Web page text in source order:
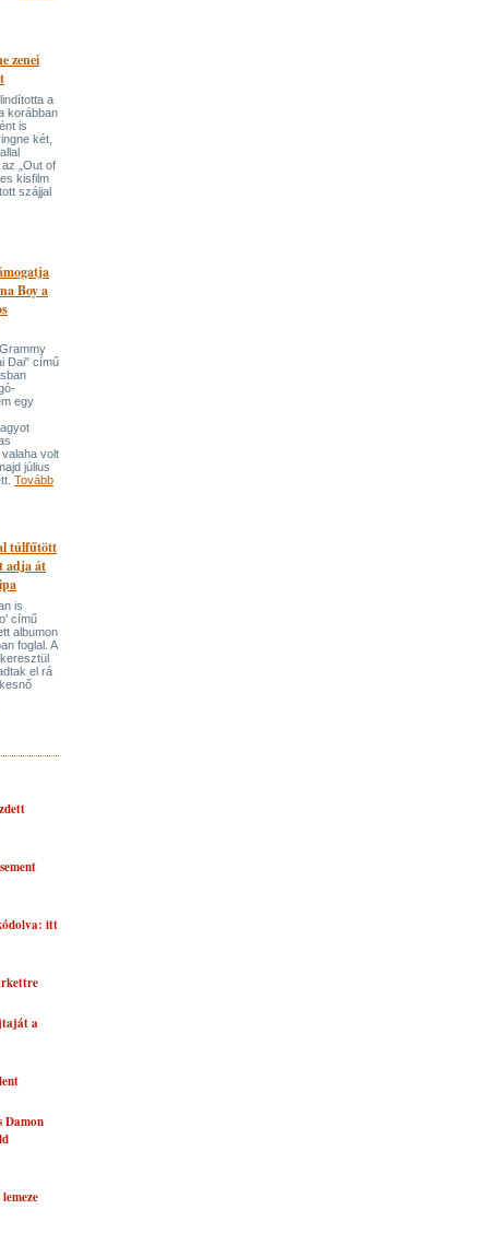
zenei
a
korábban
is
két,
„Out of
kisfilm
szájjal
Boy a
Dai" című
egy
volt
július
Tovább
túlfűtött
adja át
is
című
albumon
foglal. A
el rá
itt
a
Damon